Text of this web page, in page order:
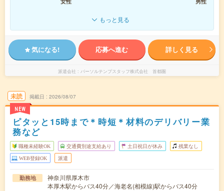
もっと見る
気になる! 応募へ進む 詳しく見る
派遣会社 パーソルテンプスタッフ株式会社 首都圏
未読
NEW
掲載日 2026/08/07
ピタッと15時まで＊時短＊材料のデリバリー業
務など
職種未経験OK 交通費別途支給あり 土日祝日が休み 残業なし
WEB登録OK 派遣
勤務地
神奈川県厚木市
本厚木駅からバス40分／海老名(相模線)駅からバス40分